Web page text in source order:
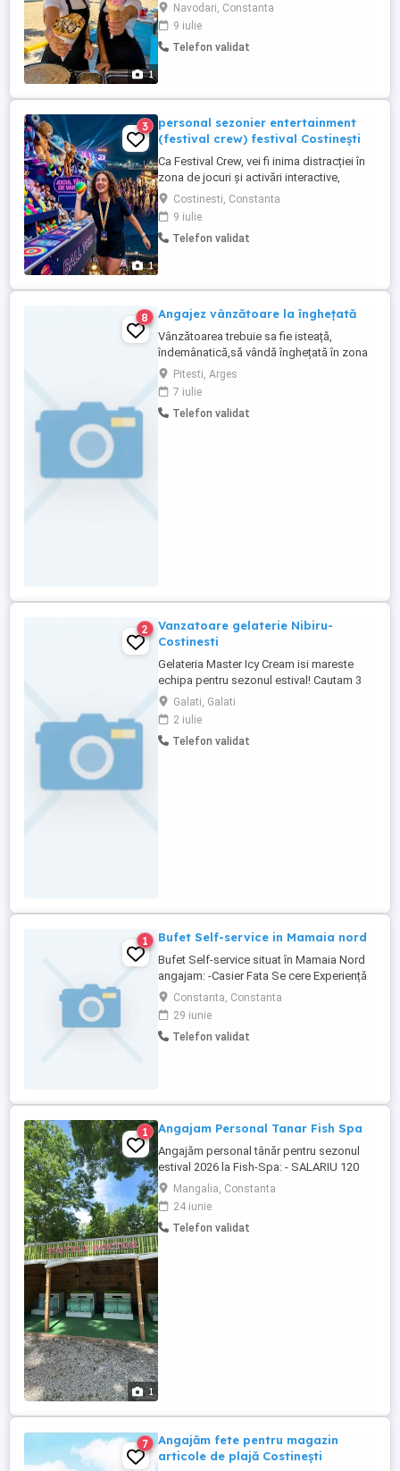
1
sau servirea înghețatei. Dacă ești
serioasă, energică și îți place să lucrezi cu
oamenii, te așteptăm în echipa noastră!
Navodari, Constanta
9 iulie
Telefon validat
1
3
personal sezonier entertainment
(festival crew) festival Costinești
Ca Festival Crew, vei fi inima distracției în
zona de jocuri și activări interactive,
oferindu-le vizitatorilor o experiență de
neuitat. Durată contract: 8 Iulie- 31 August
Locație: festival Nibiru, Costinești.
Program de lucru: Din 08.07 program de
Costinesti, Constanta
9 iulie
Telefon validat
8 Angajez vânzătoare la înghețată
Vânzătoarea trebuie sa fie isteață,
îndemânatică,să vândă înghețată în zona
Piscani ,NAMAIESTI-STOENESTI, vranesti
(Călinești),CAMPULUNG-PESCAREASA
mai multe detalii la tel
Pitesti, Arges
7 iulie
Telefon validat
2
Vanzatoare gelaterie Nibiru-
Costinesti
Gelateria Master Icy Cream isi mareste
echipa pentru sezonul estival! Cautam 3
vanzatoare pentru activitate sezoniera la
Nibiru-Costinesti. Oferim: salariu atractiv,
bonus din vanzari, cazare, mediu placut, la
malul marii. Cerinte : seriozitate, atitudine
Galati, Galati
2 iulie
Telefon validat
1 Bufet Self-service in Mamaia nord
Bufet Self-service situat în Mamaia Nord
angajam: -Casier Fata Se cere Experiență
in lucru cu bani. Seriozitate, bun simț. Se
oferă Salariul 4500-5000ron Decont
transport pentru Navodari sau Constanța
Cazare unde este necesar. Echipament
Constanta, Constanta
29 iunie
Telefon validat
1
1 Angajam Personal Tanar Fish Spa
Angajăm personal tânăr pentru sezonul
estival 2026 la Fish-Spa: - SALARIU 120
RON Zi + BONUSURI - Program 11.00-
19.00 (program flexibil) -LOC: Jurasica
Neptun - De preferat zona Mangalia,
Neptun, 23 August
Mangalia, Constanta
24 iunie
Telefon validat
7
Angajăm fete pentru magazin
articole de plajă Costinești